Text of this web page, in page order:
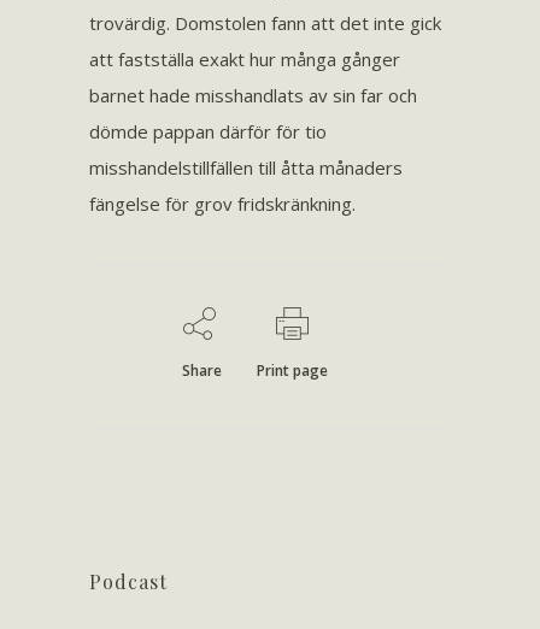
trovärdig. Domstolen fann att det inte gick
att fastställa exakt hur många gånger
barnet hade misshandlats av sin far och
dömde pappan därför för tio
misshandelstillfällen till åtta månaders
fängelse för grov fridskränkning.
Share Print page
Podcast